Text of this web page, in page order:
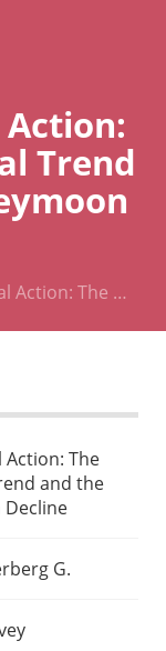
Trend
Action: The …
The
and the
G.